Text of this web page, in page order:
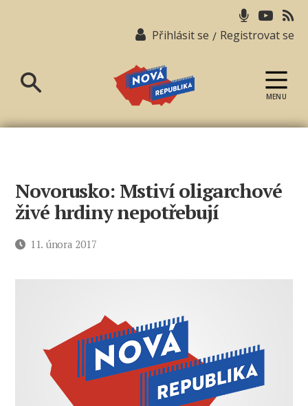
Přihlásit se / Registrovat se
republika
MENU
Novorusko: Mstiví oligarchové
živé hrdiny nepotřebují
Datum11. února 2017